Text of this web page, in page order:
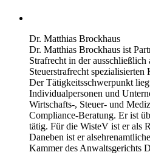
Dr. Matthias Brockhaus
Dr. Matthias Brockhaus ist
Strafrecht in der ausschließlich
Steuerstrafrecht
Der Tätigkeitsschwerpunkt
Individualpersonen und
Wirtschafts-, Steuer- und
Compliance-Beratung. Er ist
tätig. Für die WisteV ist er als
Daneben ist er
Kammer des Anwaltsgerichts